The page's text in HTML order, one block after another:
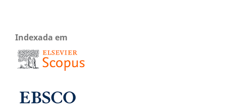
Indexada em